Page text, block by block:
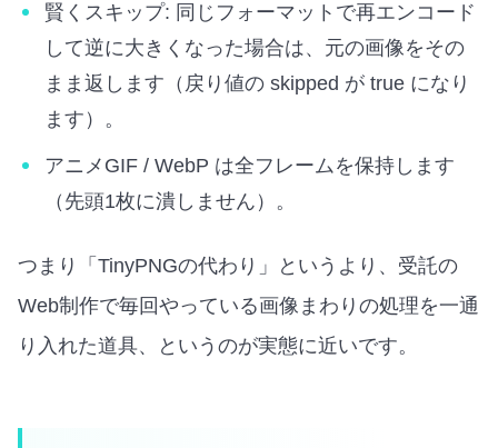
賢くスキップ: 同じフォーマットで再エンコード
して逆に大きくなった場合は、元の画像をその
まま返します（戻り値の skipped が true になり
ます）。
アニメGIF / WebP は全フレームを保持します
（先頭1枚に潰しません）。
つまり「TinyPNGの代わり」というより、受託の
Web制作で毎回やっている画像まわりの処理を一通
り入れた道具、というのが実態に近いです。